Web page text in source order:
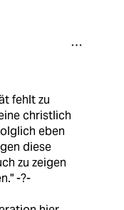
fehlt zu
christlich
eben
diese
zu zeigen
-?-